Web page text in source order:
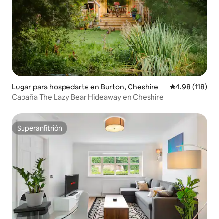
Lugar para hospedarte en Burton, Cheshire Calificación
4.98 (118)
Cabaña The Lazy Bear Hideaway en Cheshire
Superanfitrión
Superanfitrión